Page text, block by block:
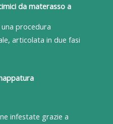
da materasso a
procedura
articolata in due fasi
infestate grazie a